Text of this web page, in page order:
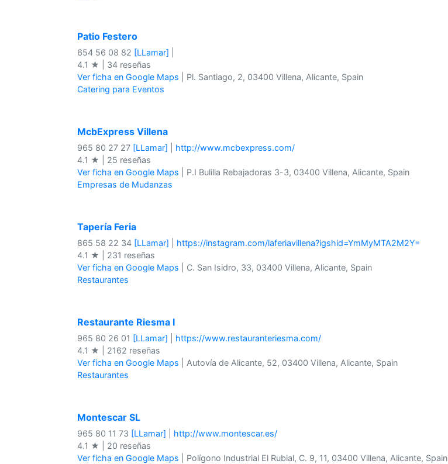
Patio Festero
654 56 08 82 [LLamar]
4.1 ★ | 34 reseñas
Ver ficha en Google Maps | Pl. Santiago, 2, 03400 Villena, Alicante, Spain
Catering para Eventos
McbExpress Villena
965 80 27 27 [LLamar]
http://www.mcbexpress.com/
4.1 ★ | 25 reseñas
Ver ficha en Google Maps | P.I Bulilla Rebajadoras 3-3, 03400 Villena, Alicante, Spain
Empresas de Mudanzas
Tapería Feria
865 58 22 34 [LLamar]
https://instagram.com/laferiavillena?igshid=YmMyMTA2M2Y=
4.1 ★ | 231 reseñas
Ver ficha en Google Maps | C. San Isidro, 33, 03400 Villena, Alicante, Spain
Restaurantes
Restaurante Riesma I
965 80 26 01 [LLamar]
https://www.restauranteriesma.com/
4.1 ★ | 2162 reseñas
Ver ficha en Google Maps | Autovía de Alicante, 52, 03400 Villena, Alicante, Spain
Restaurantes
Montescar SL
965 80 11 73 [LLamar]
http://www.montescar.es/
4.1 ★ | 20 reseñas
Ver ficha en Google Maps | Polígono Industrial El Rubial, C. 9, 11, 03400 Villena, Alicante, Spain